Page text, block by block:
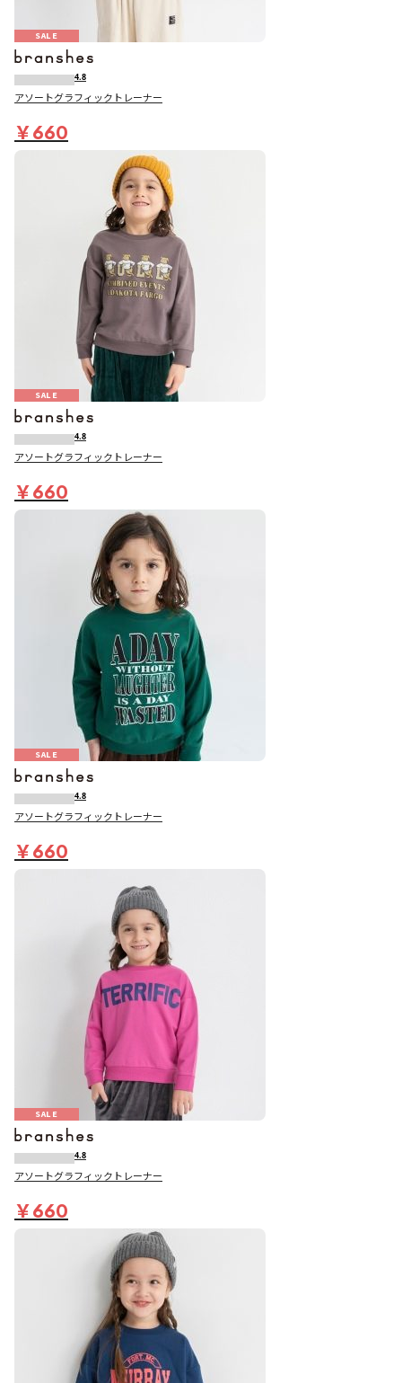
SALE
4.8
アソートグラフィックトレーナー
￥660
SALE
4.8
アソートグラフィックトレーナー
￥660
SALE
4.8
アソートグラフィックトレーナー
￥660
SALE
4.8
アソートグラフィックトレーナー
￥660